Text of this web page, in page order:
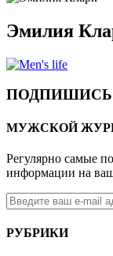
Эмилия
ПОДПИШИСЬ
МУЖСКОЙ
Регулярно самые
информации на
РУБРИКИ